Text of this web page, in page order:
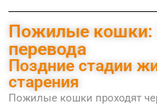
Пожилые кошки:
перевода
Поздние стадии
старения
Пожилые кошки проходят